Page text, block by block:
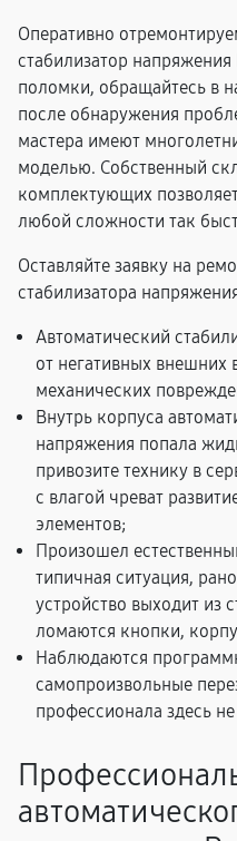
Оперативно
стабилизатор
поломки, обращайтесь в
после обнаружения
мастера имеют
моделью. Собственный
комплектующих
любой сложности так
Оставляйте заявку на
стабилизатора
Автоматический
от негативных внешних
механических
Внутрь корпуса
напряжения попала
привозите технику в
с влагой чреват
элементов;
Произошел
типичная ситуация,
устройство выходит из
ломаются кнопки,
Наблюдаются
самопроизвольные
профессионала здесь